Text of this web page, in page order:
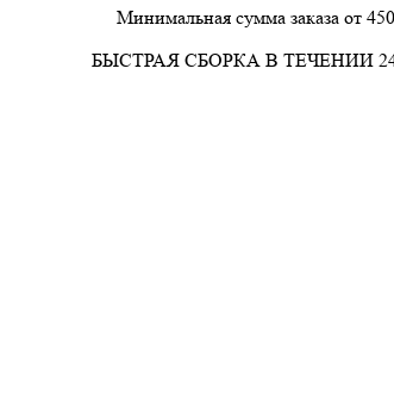
Минимальная сумма заказа от
БЫСТРАЯ СБОРКА В ТЕЧЕНИИ